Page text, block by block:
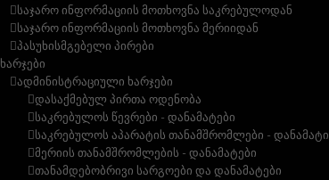
საჯარო ინფორმაციის მოთხოვნა საკრებულოდან
საჯარო ინფორმაციის მოთხოვნა მერიიდან
პასუხისმგებელი პირები
ხარჯები
ადმინისტრაციული ხარჯები
დასაქმებულ პირთა ოდენობა
საკრებულოს წევრები - დანამატები
საკრებულოს აპარატის თანამშრომლები - დანამატი
მერიის თანამშრომლების - დანამატები
თანამდებობრივი სარგოები და დანამატები